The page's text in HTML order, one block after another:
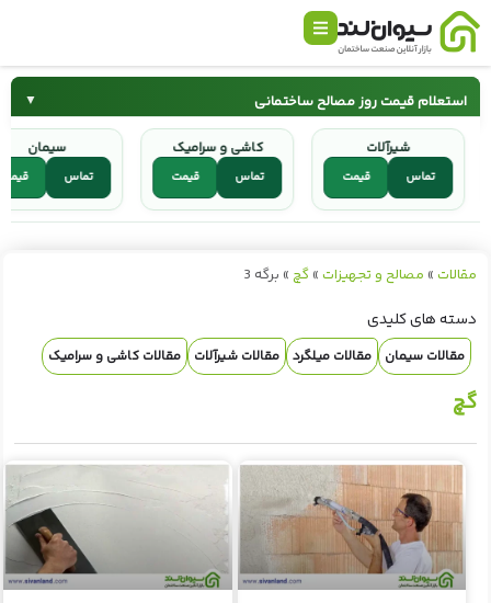
استعلام قیمت روز مصالح ساختمانی ▼
سیمان
کاشی و سرامیک شیرآلات
سیمان
تماس
کاشی و سرامیک
قیمت تماس
شیرآلات
قیمت تماس
مقالات » مصالح و تجهیزات » گچ » برگه 3
دسته های کلیدی
مقالات سیمان مقالات میلگرد مقالات شیرآلات مقالات کاشی و سرامیک
گچ